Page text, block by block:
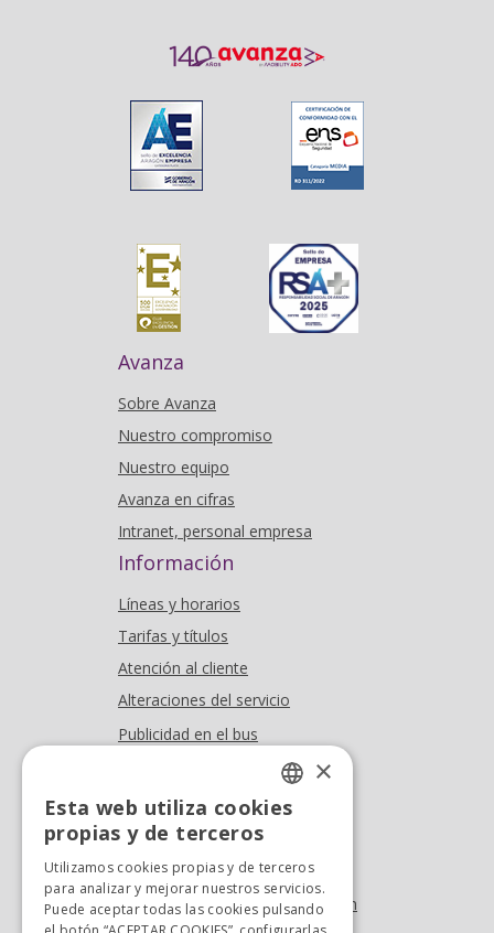
Avanza
Sobre Avanza
Nuestro compromiso
Nuestro equipo
Avanza en cifras
Intranet, personal empresa
Información
Líneas y horarios
Tarifas y títulos
Atención al cliente
Alteraciones del servicio
Publicidad en el bus
Oficina At. al cliente
Tel. +34 976 900 085
Tel. +34 900 923 181
info.zaragoza@avanzagrupo.com
SPANISH
×
Esta web utiliza cookies
propias y de terceros
Utilizamos cookies propias y de terceros
para analizar y mejorar nuestros servicios.
Puede aceptar todas las cookies pulsando